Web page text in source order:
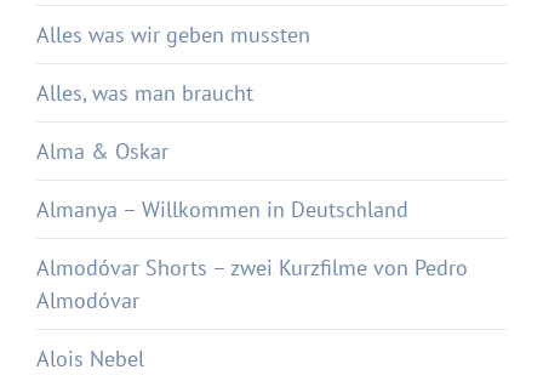
Alles was wir geben mussten
Alles, was man braucht
Alma & Oskar
Almanya – Willkommen in Deutschland
Almodóvar Shorts – zwei Kurzfilme von Pedro
Almodóvar
Alois Nebel